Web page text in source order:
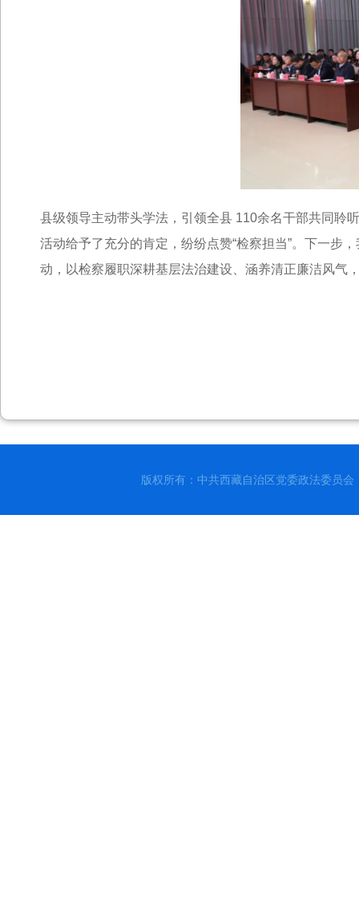
县级领导主动带头学法，引领全县 110余名干部共同聆
活动给予了充分的肯定，纷纷点赞“检察担当”。下一步
动，以检察履职深耕基层法治建设、涵养清正廉洁风气
版权所有：中共西藏自治区党委政法委员